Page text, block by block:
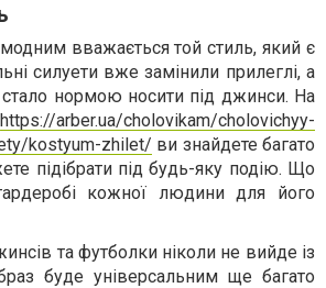
вважається той стиль, який є
силуети вже замінили прилеглі, а
нормою носити під джинси. На
https://arber.ua/cholovikam/cholovichyy-
kostyum-zhilet/ ви знайдете багато
підібрати під будь-яку подію. Що
кожної людини для його
та футболки ніколи не вийде із
буде універсальним ще багато